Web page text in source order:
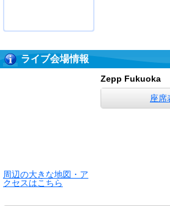
ライブ会場情報
周辺の大きな地図・ア
クセスはこちら
Zepp Fukuoka
座席